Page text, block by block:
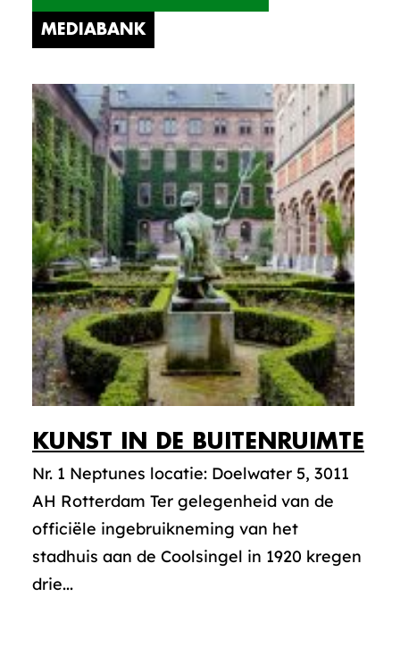
MEDIABANK
KUNST IN DE BUITENRUIMTE
Nr. 1 Neptunes locatie: Doelwater 5, 3011
AH Rotterdam Ter gelegenheid van de
officiële ingebruikneming van het
stadhuis aan de Coolsingel in 1920 kregen
drie...